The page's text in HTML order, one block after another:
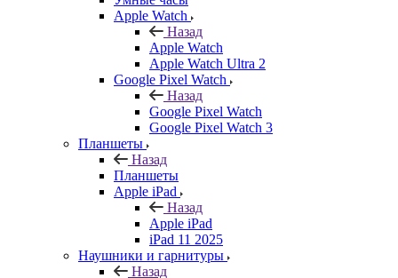
Apple Watch
Назад
Apple Watch
Apple Watch Ultra 2
Google Pixel Watch
Назад
Google Pixel Watch
Google Pixel Watch 3
Планшеты
Назад
Планшеты
Apple iPad
Назад
Apple iPad
iPad 11 2025
Наушники и гарнитуры
Назад